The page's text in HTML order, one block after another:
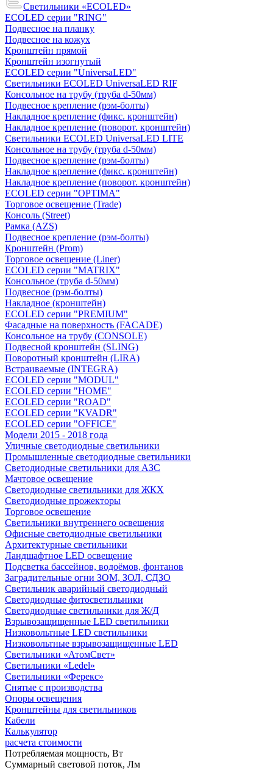
Светильники «ECOLED»
ECOLED серии "RING"
Подвесное на планку
Подвесное на кожух
Кронштейн прямой
Кронштейн изогнутый
ECOLED серии "UniversaLED"
Светильники ECOLED UniversaLED RIF
Консольное на трубу (труба d-50мм)
Подвесное крепление (рэм-болты)
Накладное крепление (фикс. кронштейн)
Накладное крепление (поворот. кронштейн)
Светильники ECOLED UniversaLED LITE
Консольное на трубу (труба d-50мм)
Подвесное крепление (рэм-болты)
Накладное крепление (фикс. кронштейн)
Накладное крепление (поворот. кронштейн)
ECOLED серии "OPTIMA"
Торговое освещение (Trade)
Консоль (Street)
Рамка (AZS)
Подвесное крепление (рэм-болты)
Кронштейн (Prom)
Торговое освещение (Liner)
ECOLED серии "MATRIX"
Консольное (труба d-50мм)
Подвесное (рэм-болты)
Накладное (кронштейн)
ECOLED серии "PREMIUM"
Фасадные на поверхность (FACADE)
Консольное на трубу (СONSOLЕ)
Подвесной кронштейн (SLING)
Поворотный кронштейн (LIRA)
Встраиваемые (INTEGRA)
ECOLED серии "MODUL"
ECOLED серии "HOME"
ECOLED серии "ROAD"
ECOLED серии "KVADR"
ECOLED серии "OFFICE"
Модели 2015 - 2018 года
Уличные светодиодные светильники
Промышленные светодиодные светильники
Светодиодные светильники для АЗС
Мачтовое освещение
Светодиодные светильники для ЖКХ
Светодиодные прожекторы
Торговое освещение
Светильники внутреннего освещения
Офисные светодиодные светильники
Архитектурные светильники
Ландшафтное LED освещение
Подсветка бассейнов, водоёмов, фонтанов
Заградительные огни ЗОМ, ЗОЛ, СДЗО
Светильник аварийный светодиодный
Светодиодные фитосветильники
Светодиодные светильники для Ж/Д
Взрывозащищенные LED светильники
Низковольтные LED светильники
Низковольтные взрывозащищенные LED
Светильники «АтомСвет»
Светильники «Ledel»
Светильники «Ферекс»
Снятые с производства
Опоры освещения
Кронштейны для светильников
Кабели
Калькулятор
расчета стоимости
Потребляемая мощность, Вт
Суммарный световой поток, Лм